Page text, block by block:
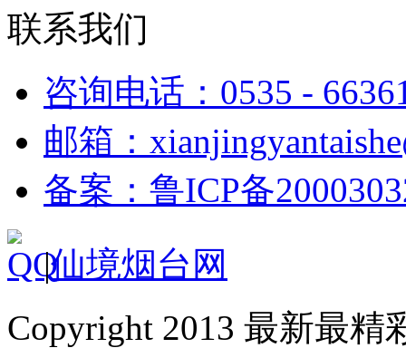
联系我们
咨询电话：0535 -
邮箱：
备案：鲁ICP备
|仙境烟台网
Copyright 2013 最新最